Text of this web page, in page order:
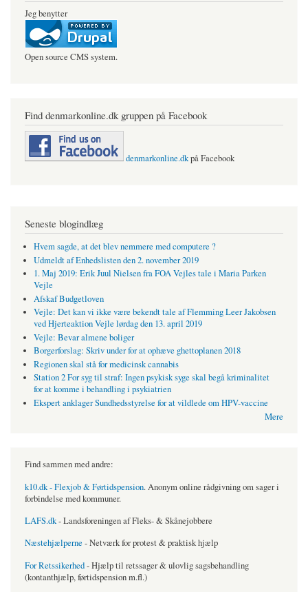
Jeg benytter
Open source CMS system.
Find denmarkonline.dk gruppen på Facebook
denmarkonline.dkpå Facebook
Seneste blogindlæg
Hvem sagde, at det blev nemmere med computere ?
Udmeldt af Enhedslisten den 2. november 2019
1. Maj 2019: Erik Juul Nielsen fra FOA Vejles tale i Maria Parken
Vejle
Afskaf Budgetloven
Vejle: Det kan vi ikke være bekendt tale af Flemming Leer Jakobsen
ved Hjerteaktion Vejle lørdag den 13. april 2019
Vejle: Bevar almene boliger
Borgerforslag: Skriv under for at ophæve ghettoplanen 2018
Regionen skal stå for medicinsk cannabis
Station 2 For syg til straf: Ingen psykisk syge skal begå kriminalitet
for at komme i behandling i psykiatrien
Ekspert anklager Sundhedsstyrelse for at vildlede om HPV-vaccine
Mere
Find sammen med andre:
k10.dk - Flexjob & Førtidspension. Anonym online rådgivning om sager i
forbindelse med kommuner.
LAFS.dk- Landsforeningen af Fleks- & Skånejobbere
Næstehjælperne - Netværk for protest & praktisk hjælp
For Retssikerhed- Hjælp til retssager & ulovlig sagsbehandling
(kontanthjælp, førtidspension m.fl.)